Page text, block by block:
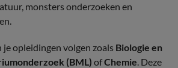
monsters onderzoeken en
je opleidingen volgen zoals Biologie en
(BML) ofChemie. Deze